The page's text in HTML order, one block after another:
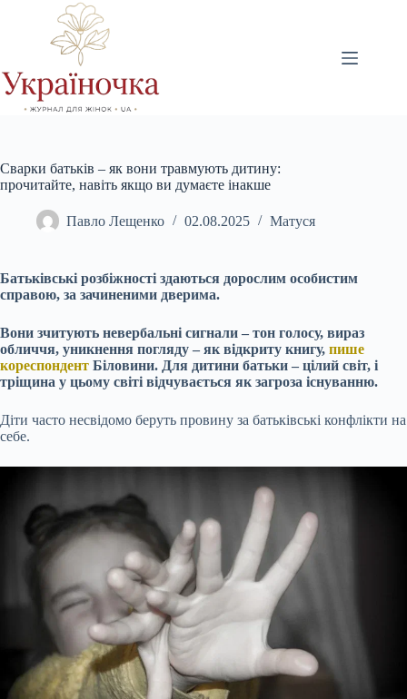
Сварки батьків – як вони травмують дитину:
прочитайте, навіть якщо ви думаєте інакше
Павло Лещенко 02.08.2025 Матуся
Батьківські розбіжності здаються дорослим особистим
справою, за зачиненими дверима.
Вони зчитують невербальні сигнали – тон голосу, вираз
обличчя, уникнення погляду – як відкриту книгу, пише
кореспондент Біловини. Для дитини батьки – цілий світ, і
тріщина у цьому світі відчувається як загроза існуванню.
Діти часто несвідомо беруть провину за батьківські конфлікти на
себе.